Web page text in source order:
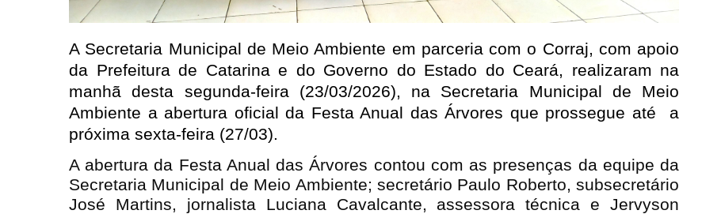
A Secretaria Municipal de Meio Ambiente em parceria com o Corraj, com apoio
da Prefeitura de Catarina e do Governo do Estado do Ceará, realizaram na
manhã desta segunda-feira (23/03/2026), na Secretaria Municipal de Meio
Ambiente a abertura oficial da Festa Anual das Árvores que prossegue até  a
próxima sexta-feira (27/03).
A abertura da Festa Anual das Árvores contou com as presenças da equipe da
Secretaria Municipal de Meio Ambiente; secretário Paulo Roberto, subsecretário
José Martins, jornalista Luciana Cavalcante, assessora técnica e Jervyson